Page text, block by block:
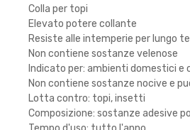
Colla per topi
Elevato potere collante
Resiste alle intemperie per lungo
Non contiene sostanze velenose
Indicato per: ambienti domestici e
Non contiene sostanze nocive e
Lotta contro: topi, insetti
Composizione: sostanze adesive